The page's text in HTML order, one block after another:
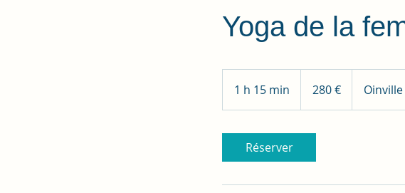
Yoga de la
1 h 15 min
1
i
280 €
Réserver